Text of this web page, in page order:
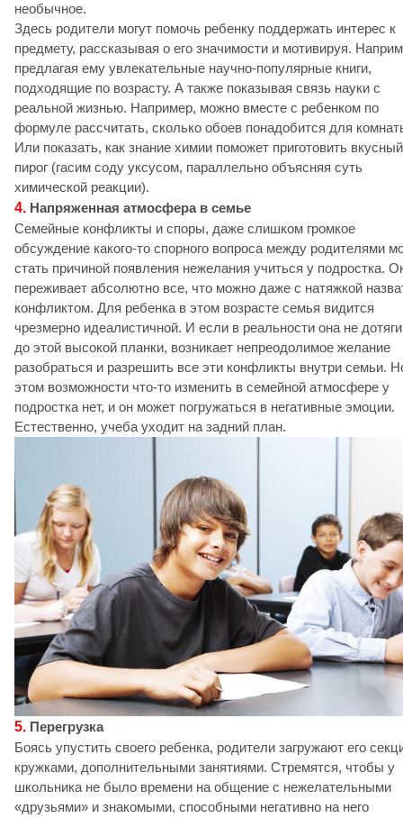
необычное.
Здесь родители могут помочь ребенку поддержать интерес к
предмету, рассказывая о его значимости и мотивируя.
предлагая ему увлекательные научно-популярные книги,
подходящие по возрасту. А также показывая связь науки с
реальной жизнью. Например, можно вместе с ребенком по
формуле рассчитать, сколько обоев понадобится для
Или показать, как знание химии поможет приготовить вкусный
пирог (гасим соду уксусом, параллельно объясняя суть
химической реакции).
4. Напряженная атмосфера в семье
Семейные конфликты и споры, даже слишком громкое
обсуждение какого-то спорного вопроса между родителями
стать причиной появления нежелания учиться у подростка.
переживает абсолютно все, что можно даже с натяжкой
конфликтом. Для ребенка в этом возрасте семья видится
чрезмерно идеалистичной. И если в реальности она не
до этой высокой планки, возникает непреодолимое желание
разобраться и разрешить все эти конфликты внутри семьи.
этом возможности что-то изменить в семейной атмосфере у
подростка нет, и он может погружаться в негативные эмоции.
Естественно, учеба уходит на задний план.
5. Перегрузка
Боясь упустить своего ребенка, родители загружают его
кружками, дополнительными занятиями. Стремятся, чтобы у
школьника не было времени на общение с нежелательными
«друзьями» и знакомыми, способными негативно на него